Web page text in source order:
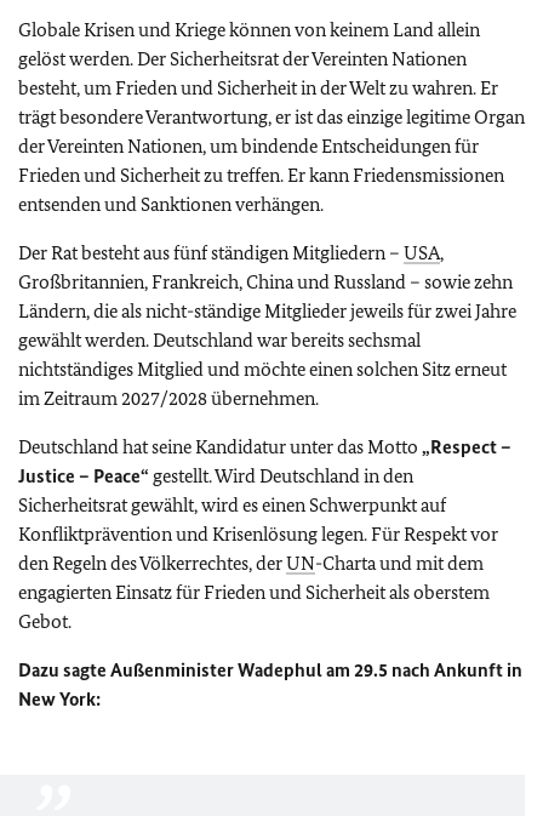
Globale Krisen und Kriege können von keinem Land allein
gelöst werden. Der Sicherheitsrat der Vereinten Nationen
besteht, um Frieden und Sicherheit in der Welt zu wahren. Er
trägt besondere Verantwortung, er ist das einzige legitime Organ
der Vereinten Nationen, um bindende Entscheidungen für
Frieden und Sicherheit zu treffen. Er kann Friedensmissionen
entsenden und Sanktionen verhängen.
Der Rat besteht aus fünf ständigen Mitgliedern – USA,
Großbritannien, Frankreich, China und Russland – sowie zehn
Ländern, die als nicht-ständige Mitglieder jeweils für zwei Jahre
gewählt werden. Deutschland war bereits sechsmal
nichtständiges Mitglied und möchte einen solchen Sitz erneut
im Zeitraum 2027/2028 übernehmen.
Deutschland hat seine Kandidatur unter das Motto „Respect –
Justice – Peace“ gestellt. Wird Deutschland in den
Sicherheitsrat gewählt, wird es einen Schwerpunkt auf
Konfliktprävention und Krisenlösung legen. Für Respekt vor
den Regeln des Völkerrechtes, derUN-Charta und mit dem
engagierten Einsatz für Frieden und Sicherheit als oberstem
Gebot.
Dazu sagte Außenminister Wadephul am 29.5 nach Ankunft in
New York: